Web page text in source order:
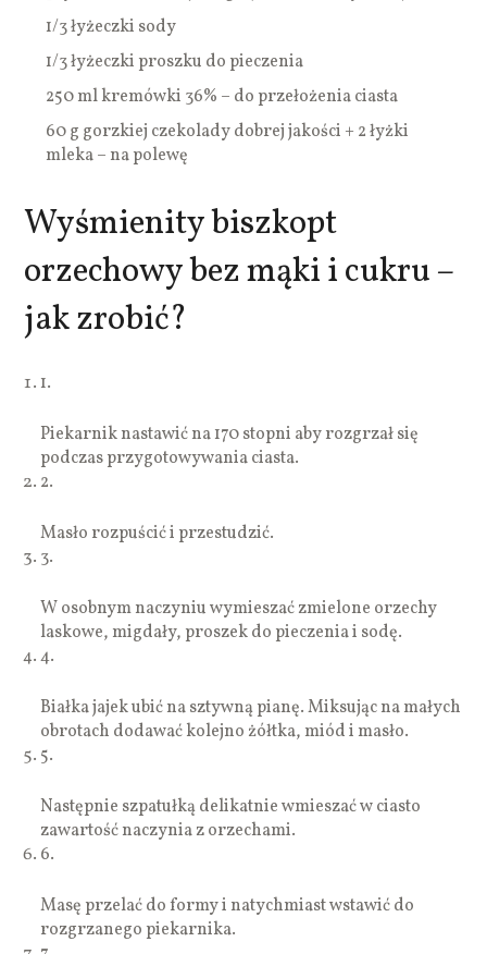
1/3 łyżeczki sody
1/3 łyżeczki proszku do pieczenia
250 ml kremówki 36% – do przełożenia ciasta
60 g gorzkiej czekolady dobrej jakości + 2 łyżki
mleka – na polewę
Wyśmienity biszkopt
orzechowy bez mąki i cukru –
jak zrobić?
1.
Piekarnik nastawić na 170 stopni aby rozgrzał się
podczas przygotowywania ciasta.
2.
Masło rozpuścić i przestudzić.
3.
W osobnym naczyniu wymieszać zmielone orzechy
laskowe, migdały, proszek do pieczenia i sodę.
4.
Białka jajek ubić na sztywną pianę. Miksując na małych
obrotach dodawać kolejno żółtka, miód i masło.
5.
Następnie szpatułką delikatnie wmieszać w ciasto
zawartość naczynia z orzechami.
6.
Masę przelać do formy i natychmiast wstawić do
rozgrzanego piekarnika.